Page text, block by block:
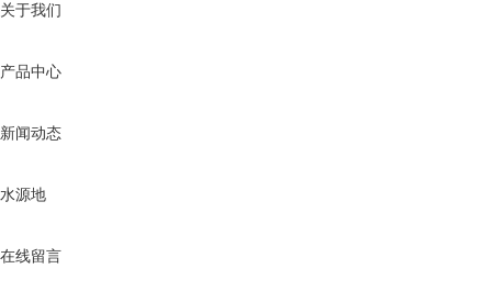
关于我们
产品中心
新闻动态
水源地
在线留言